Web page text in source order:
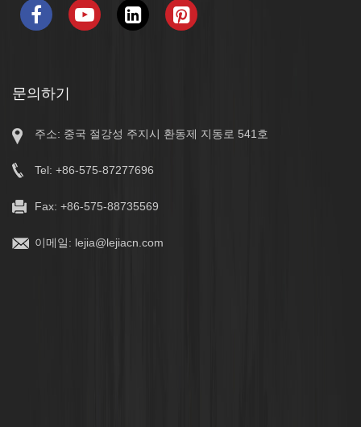
문의하기
주소: 중국 절강성 주지시 환동제 지동로 541호
Tel: +86-575-87277696
Fax: +86-575-88735569
이메일: lejia@lejiacn.com